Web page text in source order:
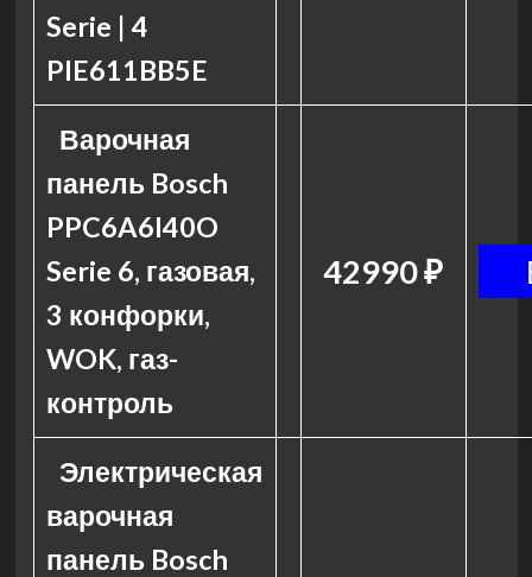
Serie | 4
PIE611BB5E
Варочная
панель Bosch
PPC6A6I40O
Serie 6, газовая,
3 конфорки,
WOK, газ-
контроль
42990 ₽
Электрическая
варочная
панель Bosch